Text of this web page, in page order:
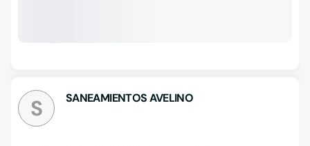
S SANEAMIENTOS AVELINO